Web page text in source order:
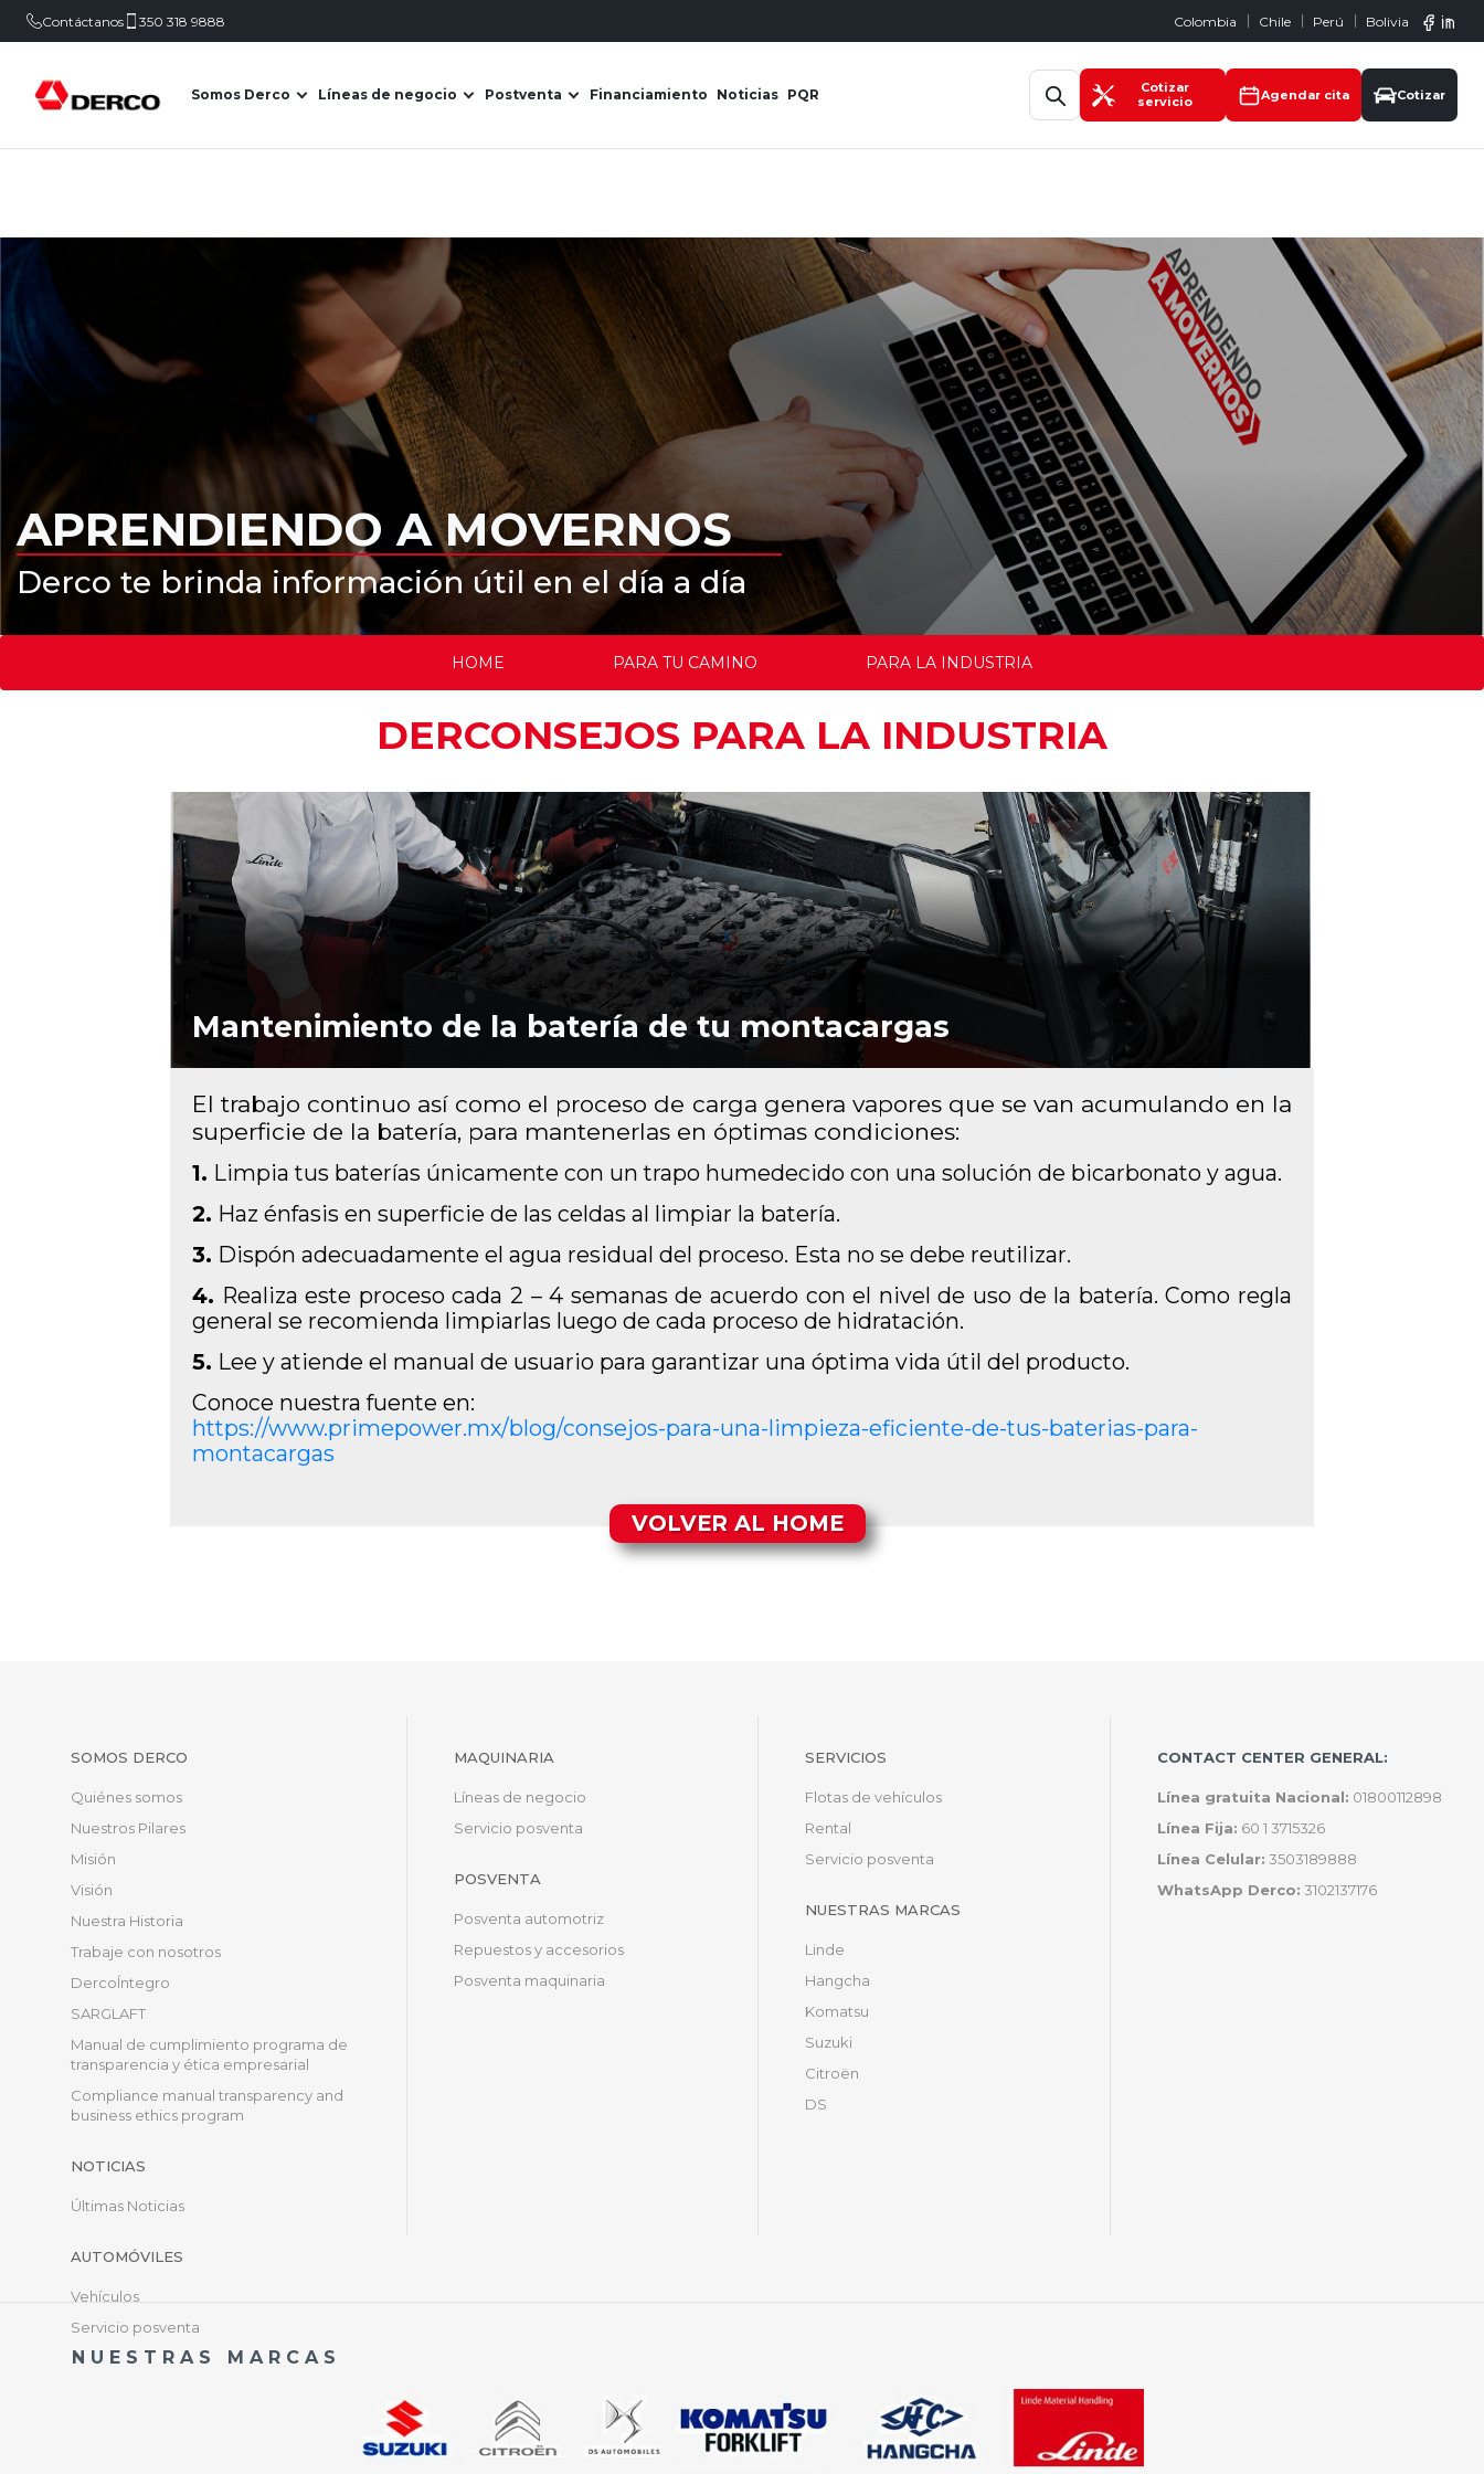
Contáctanos 350 318 9888 Colombia Chile Perú Bolivia
Somos Derco
Abrir submenú de Somos Derco
Líneas de negocio
Abrir submenú de Líneas de negocio
Postventa
Abrir submenú de Postventa
Financiamiento Noticias PQR
Abrir búsquedaCotizar
servicio
Agendar cita Cotizar
APRENDIENDO A MOVERNOS
Derco te brinda información útil en el día a día
HOME PARA TU CAMINO PARA LA INDUSTRIA
DERCONSEJOS PARA LA INDUSTRIA
Mantenimiento de la batería de tu montacargas
El trabajo continuo así como el proceso de carga genera vapores que se van acumulando en la
superficie de la batería, para mantenerlas en óptimas condiciones:
1. Limpia tus baterías únicamente con un trapo humedecido con una solución de bicarbonato y agua.
2. Haz énfasis en superficie de las celdas al limpiar la batería.
3. Dispón adecuadamente el agua residual del proceso. Esta no se debe reutilizar.
4. Realiza este proceso cada 2 – 4 semanas de acuerdo con el nivel de uso de la batería. Como regla
general se recomienda limpiarlas luego de cada proceso de hidratación.
5. Lee y atiende el manual de usuario para garantizar una óptima vida útil del producto.
Conoce nuestra fuente en:
https://www.primepower.mx/blog/consejos-para-una-limpieza-eficiente-de-tus-baterias-para-
montacargas
VOLVER AL HOME
SOMOS DERCO
Quiénes somos
Nuestros Pilares
Misión
Visión
Nuestra Historia
Trabaje con nosotros
DercoÍntegro
SARGLAFT
Manual de cumplimiento programa de
transparencia y ética empresarial
Compliance manual transparency and
business ethics program
NOTICIAS
Últimas Noticias
AUTOMÓVILES
Vehículos
Servicio posventa
MAQUINARIA
Líneas de negocio
Servicio posventa
POSVENTA
Posventa automotriz
Repuestos y accesorios
Posventa maquinaria
SERVICIOS
Flotas de vehículos
Rental
Servicio posventa
NUESTRAS MARCAS
Linde
Hangcha
Komatsu
Suzuki
Citroën
DS
CONTACT CENTER GENERAL:
Línea gratuita Nacional: 01800112898
Línea Fija: 60 1 3715326
Línea Celular: 3503189888
WhatsApp Derco: 3102137176
NUESTRAS MARCAS